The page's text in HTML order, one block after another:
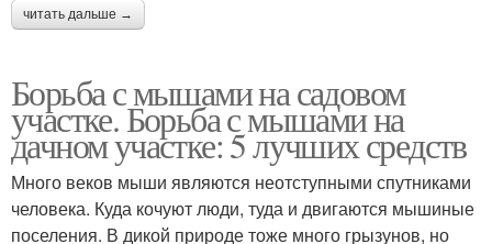
читать дальше →
Борьба с мышами на садовом
участке. Борьба с мышами на
дачном участке: 5 лучших средств
Много веков мыши являются неотступными спутниками
человека. Куда кочуют люди, туда и двигаются мышиные
поселения. В дикой природе тоже много грызунов, но